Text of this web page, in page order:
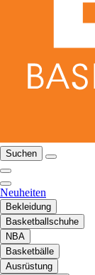
Suchen
Neuheiten
Bekleidung
Basketballschuhe
NBA
Basketbälle
Ausrüstung